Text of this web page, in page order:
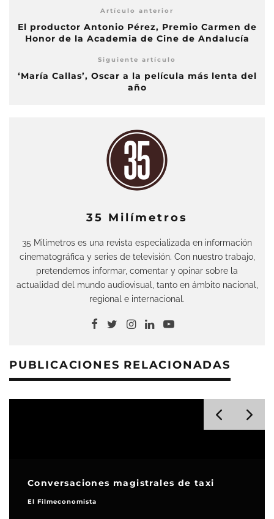
Artículo anterior
El productor Antonio Pérez, Premio Carmen de
Honor de la Academia de Cine de Andalucía
Siguiente artículo
‘María Callas’, Oscar a la película más lenta del
año
35 Milímetros
35 Milímetros es una revista especializada en información
cinematográfica y series de televisión. Con nuestro trabajo,
pretendemos informar, comentar y opinar sobre la
actualidad del mundo audiovisual, tanto en ámbito nacional,
regional e internacional.
PUBLICACIONES RELACIONADAS
Conversaciones magistrales de taxi
El Filmeconomista